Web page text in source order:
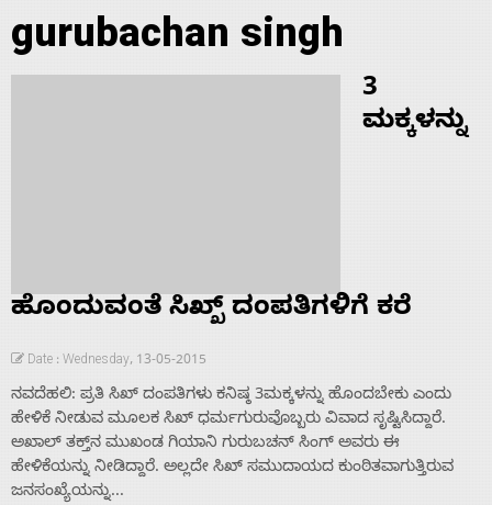
gurubachan singh
3
ಮಕ್ಕಳನ್ನು
ಹೊಂದುವಂತೆ ಸಿಖ್ಖ್ ದಂಪತಿಗಳಿಗೆ ಕರೆ
Date : Wednesday, 13-05-2015
ನವದೆಹಲಿ: ಪ್ರತಿ ಸಿಖ್ ದಂಪತಿಗಳು ಕನಿಷ್ಠ 3ಮಕ್ಕಳನ್ನು ಹೊಂದಬೇಕು ಎಂದು
ಹೇಳಿಕೆ ನೀಡುವ ಮೂಲಕ ಸಿಖ್ ಧರ್ಮಗುರುವೊಬ್ಬರು ವಿವಾದ ಸೃಷ್ಟಿಸಿದ್ದಾರೆ.
ಅಖಾಲ್ ತಕ್ತ್‌ನ ಮುಖಂಡ ಗಿಯಾನಿ ಗುರುಬಚನ್ ಸಿಂಗ್ ಅವರು ಈ
ಹೇಳಿಕೆಯನ್ನು ನೀಡಿದ್ದಾರೆ. ಅಲ್ಲದೇ ಸಿಖ್ ಸಮುದಾಯದ ಕುಂಠಿತವಾಗುತ್ತಿರುವ
ಜನಸಂಖ್ಯೆಯನ್ನು...